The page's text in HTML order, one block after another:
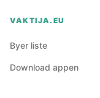
VAKTIJA.EU
Byer liste
Download appen